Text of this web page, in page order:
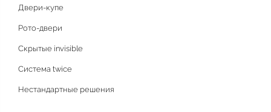
Двери-купе
Рото-двери
Скрытые invisible
Система twice
Нестандартные решения